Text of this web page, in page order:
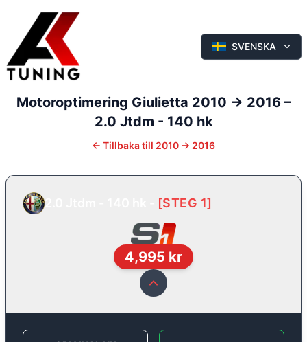
SVENSKA
Motoroptimering Giulietta 2010 -> 2016–
2.0 Jtdm - 140 hk
← Tillbaka till 2010 -> 2016
[STEG 1]
4,995 kr